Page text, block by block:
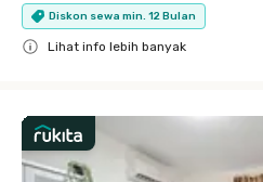
Diskon sewa min. 12 Bulan
Lihat info lebih banyak